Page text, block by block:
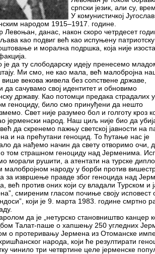
српски језик, али су,
У комунистичкој
народом 1915–1917. године.
Левоњан, данас, након скоро четрдесет
као подвиг већ као испуњену
и морална подршка, која није
је да ту слободарску идеју пренесемо
Ми смо, не као мала, већ малобројна
више векова живела без сопствене државе,
да сачувамо свој идентитет и обновимо
државу. Као потомци предака страдалих у
геноциду, било смо принуђени да нешто
Свет није разумео бол и голготу кроз
јерменски народ. Наш циљ није био да
да скренемо пажњу светској јавности на
и на прећутани геноцид. То ћутање нас је
да нађемо начин да свету отворимо очи,
о том страшном геноциду над Јерменима.
морали рушити, а атентати на турске
народу у борби против
за извршење правде због геноцида над
већ против оних који су владали Турском и
смиреним гласом почиње своју исповест
који је 9. марта 1983. године смртно
да је „нетурско становништво канцер
Талат-паше о хапшењу 250 угледних
о протеривању Јермена из Отоманске
народа, који ће резултирати
чинило три четвртине целе јерменске